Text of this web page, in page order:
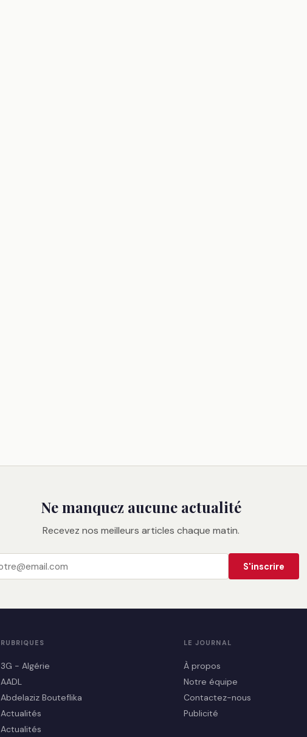
Ne manquez aucune actualité
Recevez nos meilleurs articles chaque matin.
S'inscrire
RUBRIQUES
3G - Algérie
AADL
Abdelaziz Bouteflika
Actualités
Actualités
LE JOURNAL
À propos
Notre équipe
Contactez-nous
Publicité